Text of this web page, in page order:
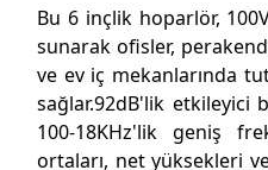
Bu 6 inçlik hoparlör,
sunarak ofisler,
ve ev iç mekanlarında
sağlar.92dB'lik etkileyici
100-18KHz'lik geniş
ortaları, net yüksekleri